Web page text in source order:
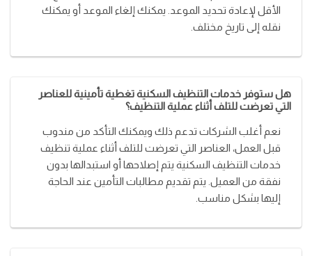
الأقل لإعادة تحديد الموعد. يمكنك إلغاء الموعد أو يمكنك
نقله إلى تاريخ مختلف.
هل ستوفر خدمات التنظيف السكنية تغطية تأمينية للعناصر
التي تعرضت للتلف أثناء عملية التنظيف؟
نعم أغلب الشركات تدعم ذلك ويمكنك التأكد من مندوب
قبل العمل، العناصر التي تعرضت للتلف أثناء عملية تنظيف
خدمات التنظيف السكنية يتم إصلاحها أو استبدالها بدون
نفقة من العميل. يتم تقديم مطالبات التأمين عند الحاجة
إليها بشكل مناسب.